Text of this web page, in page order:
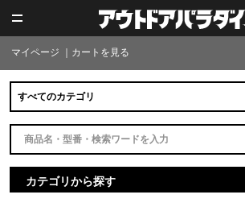
マイページ カートを見る
カテゴリから探す